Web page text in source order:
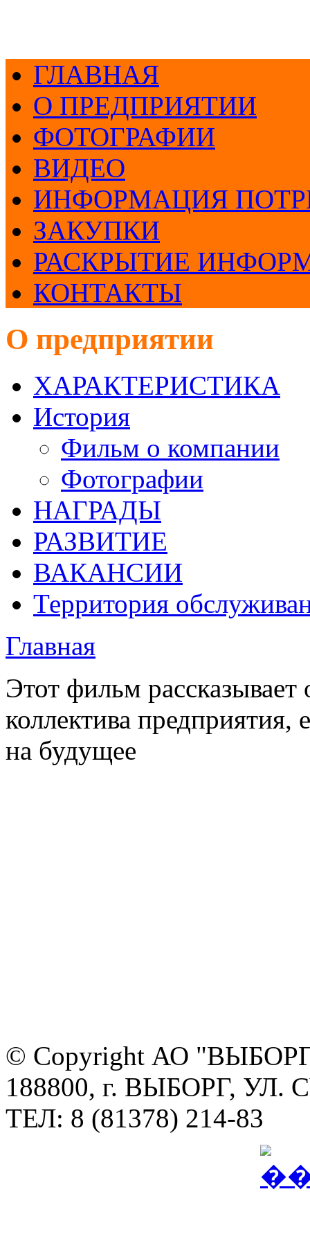
ГЛАВНАЯ
О ПРЕДПРИЯТИИ
ФОТОГРАФИИ
ВИДЕО
ИНФОРМАЦИЯ
ЗАКУПКИ
РАСКРЫТИЕ
КОНТАКТЫ
О предприятии
ХАРАКТЕРИСТИКА
История
Фильм о компании
Фотографии
НАГРАДЫ
РАЗВИТИЕ
ВАКАНСИИ
Территория
Главная
Этот фильм
коллектива предприятия,
на будущее
© Copyright АО
188800, г. ВЫБОРГ, УЛ.
ТЕЛ: 8 (81378) 214-83